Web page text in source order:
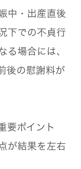
中・出産直後
下での不貞行
る場合には、
後の慰謝料が
要ポイント
が結果を左右